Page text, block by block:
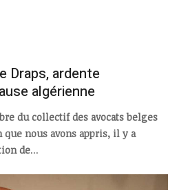
Draps, ardente
algérienne
du collectif des avocats belges
que nous avons appris, il y a
de...